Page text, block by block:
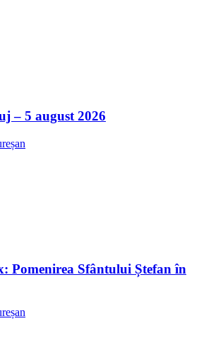
– 5 august 2026
Pomenirea Sfântului Ștefan în